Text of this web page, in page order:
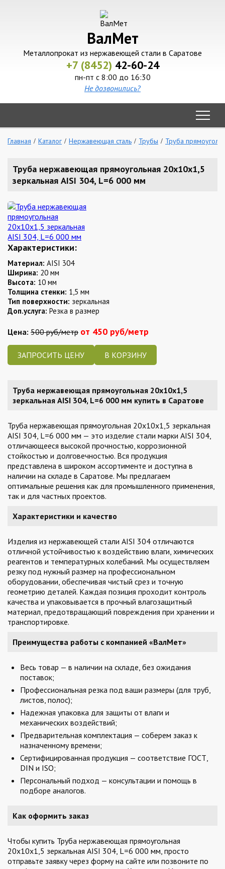
ВалМет
Металлопрокат из нержавеющей стали в Саратове
+7 (8452) 42-60-24
пн-пт с 8:00 до 16:30
Не дозвонились?
Главная Каталог Нержавеющая сталь Трубы Труба
Труба нержавеющая прямоугольная 20х10х1,5
зеркальная AISI 304, L=6 000 мм
Характеристики:
Материал: AISI 304
Ширина: 20 мм
Высота: 10 мм
Толщина стенки: 1,5 мм
Тип поверхности: зеркальная
Доп.услуга: Резка в размер
Цена: 500 руб/метр от 450 руб/метр
ЗАПРОСИТЬ ЦЕНУ
Труба нержавеющая прямоугольная 20х10х1,5
зеркальная AISI 304, L=6 000 мм купить в Саратове
Труба нержавеющая прямоугольная 20х10х1,5 зеркальная
AISI 304, L=6 000 мм — это изделие стали марки AISI 304,
отличающееся высокой прочностью, коррозионной
стойкостью и долговечностью. Вся продукция
представлена в широком ассортименте и доступна в
наличии на складе в Саратове. Мы предлагаем
оптимальные решения как для промышленного применения,
так и для частных проектов.
Характеристики и качество
Изделия из нержавеющей стали AISI 304 отличаются
отличной устойчивостью к воздействию влаги, химических
реагентов и температурных колебаний. Мы осуществляем
резку под нужный размер на профессиональном
оборудовании, обеспечивая чистый срез и точную
геометрию деталей. Каждая позиция проходит контроль
качества и упаковывается в прочный влагозащитный
материал, предотвращающий повреждения при хранении и
транспортировке.
Преимущества работы с компанией «ВалМет»
Весь товар — в наличии на складе, без ожидания
поставок;
Профессиональная резка под ваши размеры (для труб,
листов, полос);
Надежная упаковка для защиты от влаги и
механических воздействий;
Предварительная комплектация — соберем заказ к
назначенному времени;
Сертифицированная продукция — соответствие ГОСТ,
DIN и ISO;
Персональный подход — консультации и помощь в
подборе аналогов.
Как оформить заказ
Чтобы купить Труба нержавеющая прямоугольная
20х10х1,5 зеркальная AISI 304, L=6 000 мм, просто
отправьте заявку через форму на сайте или позвоните по